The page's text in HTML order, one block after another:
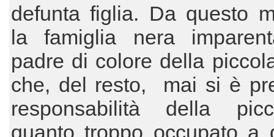
defunta figlia. Da questo
la famiglia nera
padre di colore della
che, del resto, mai si è
responsabilità della
quanto troppo occupato a